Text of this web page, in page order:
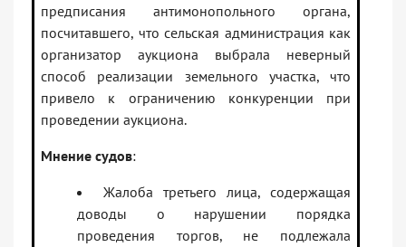
предписания антимонопольного органа,
посчитавшего, что сельская администрация как
организатор аукциона выбрала неверный
способ реализации земельного участка, что
привело к ограничению конкуренции при
проведении аукциона.
Мнение судов:
Жалоба третьего лица, содержащая
доводы о нарушении порядка
проведения торгов, не подлежала